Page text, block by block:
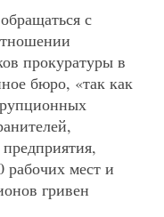
с
прокуратуры в
бюро, «так как
рабочих мест и
гривен